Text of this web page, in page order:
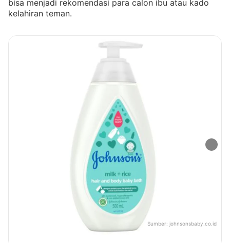
bisa menjadi rekomendasi para calon ibu atau kado
kelahiran teman.
Sumber: johnsonsbaby.co.id